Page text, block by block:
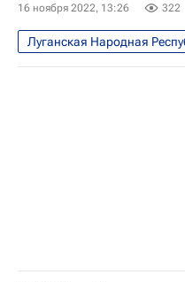
16 ноября 2022, 13:26 322
Луганская Народная
Навигатор абитуриента